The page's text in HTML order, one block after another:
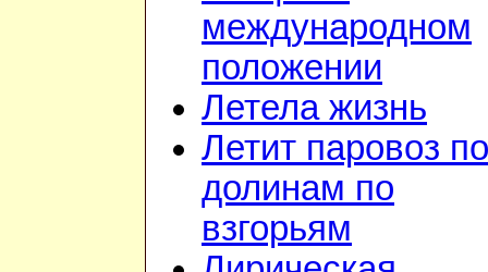
международном
положении
Летела жизнь
Летит паровоз по
долинам по
взгорьям